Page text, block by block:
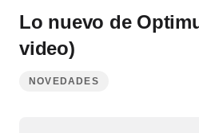
Lo nuevo de
video)
NOVEDADES